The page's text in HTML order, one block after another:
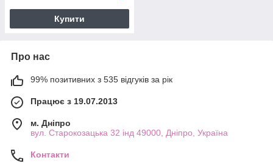
Купити
Про нас
99% позитивних з 535 відгуків за рік
Працює з 19.07.2013
м. Дніпро
вул. Старокозацька 32 інд 49000, Дніпро, Україна
Контакти